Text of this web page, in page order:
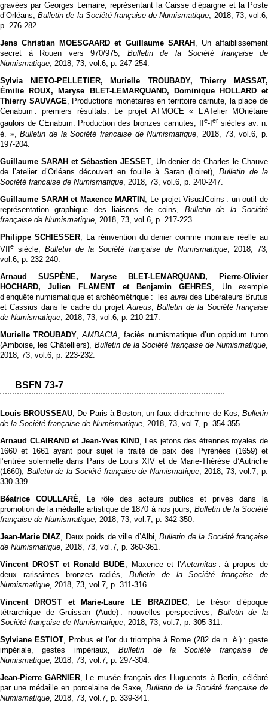
gravées par Georges Lemaire, représentant la Caisse d’épargne et la Poste
d’Orléans,Bulletin de la Société française de Numismatique, 2018, 73, vol.6,
p. 276‑282.
Jens Christian MOESGAARD et Guillaume SARAH , Un affaiblissement
secret à Rouen vers 970/975, Bulletin de la Société française de
Numismatique, 2018, 73, vol.6, p. 247‑254.
Sylvia NIETO-PELLETIER, Murielle TROUBADY, Thierry MASSAT,
Émilie ROUX, Maryse BLET-LEMARQUAND, Dominique HOLLARD et
Thierry SAUVAGE, Productions monétaires en territoire carnute, la place de
Cenabum : premiers résultats. Le projet ATMOCE « L’ATelier MOnétaire
gaulois de CEnabum. Production des bronzes carnutes, II
e-I er siècles av. n.
è. »,Bulletin de la Société française de Numismatique , 2018, 73, vol.6, p.
197‑204.
Guillaume SARAH et Sébastien JESSET, Un denier de Charles le Chauve
de l’atelier d’Orléans découvert en fouille à Saran (Loiret),Bulletin de la
Société française de Numismatique , 2018, 73, vol.6, p. 240‑247.
Guillaume SARAH et Maxence MARTIN , Le projet VisualCoins : un outil de
représentation graphique des liaisons de coins, Bulletin de la Société
française de Numismatique , 2018, 73, vol.6, p. 217‑223.
Philippe SCHIESSER, La réinvention du denier comme monnaie réelle au
VII
e siècle,Bulletin de la Société française de Numismatique, 2018, 73,
vol.6, p. 232‑240.
Arnaud SUSPÈNE, Maryse BLET-LEMARQUAND, Pierre-Olivier
HOCHARD, Julien FLAMENT et Benjamin GEHRES
Un exemple
d’enquête numismatique et archéométrique : les aurei des Libérateurs Brutus
et Cassius dans le cadre du projet Aureus ,Bulletin de la Société française
de Numismatique , 2018, 73, vol.6, p. 210‑217.
Murielle TROUBADY,AMBACIA , faciès numismatique d’un oppidum turon
(Amboise, les Châtelliers), Bulletin de la Société française de Numismatique
2018, 73, vol.6, p. 223‑232.
BSFN 73-7
Louis BROUSSEAU , De Paris à Boston, un faux didrachme de Kos,Bulletin
de la Société française de Numismatique , 2018, 73, vol.7, p. 354‑355.
Arnaud CLAIRAND et Jean-Yves KIND , Les jetons des étrennes royales de
1660 et 1661 ayant pour sujet le traité de paix des Pyrénées (1659) et
l’entrée solennelle dans Paris de Louis XIV et de Marie-Thérèse d’Autriche
(1660), Bulletin de la Société française de Numismatique, 2018, 73, vol.7, p.
330‑339.
Béatrice COULLARÉ , Le rôle des acteurs publics et privés dans la
promotion de la médaille artistique de 1870 à nos jours, Bulletin de la Société
française de Numismatique , 2018, 73, vol.7, p. 342‑350.
Jean-Marie DIAZ , Deux poids de ville d’Albi,Bulletin de la Société française
de Numismatique , 2018, 73, vol.7, p. 360‑361.
Vincent DROST et Ronald BUDE , Maxence et l’Aeternitas : à propos de
deux rarissimes bronzes radiés,Bulletin de la Société française de
Numismatique , 2018, 73, vol.7, p. 311‑316.
Vincent DROST et Marie-Laure LE BRAZIDEC, Le trésor d’époque
tétrarchique de Gruissan (Aude) : nouvelles perspectives, Bulletin de la
Société française de Numismatique , 2018, 73, vol.7, p. 305‑311.
Sylviane ESTIOT , Probus et l’or du triomphe à Rome (282 de n. è.) : geste
impériale, gestes impériaux,Bulletin de la Société française de
Numismatique , 2018, 73, vol.7, p. 297‑304.
Jean-Pierre GARNIER , Le musée français des Huguenots à Berlin, célébré
par une médaille en porcelaine de Saxe,Bulletin de la Société française de
Numismatique , 2018, 73, vol.7, p. 339‑341.